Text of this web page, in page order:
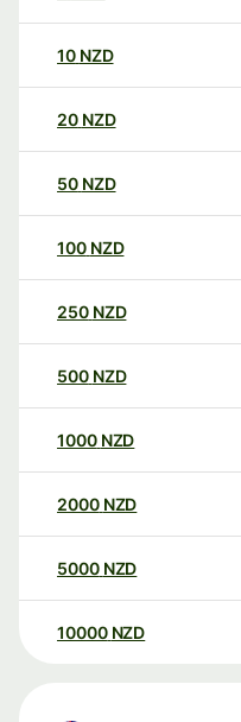
10 NZD
20 NZD
50 NZD
100 NZD
250 NZD
500 NZD
1000 NZD
2000 NZD
5000 NZD
10000 NZD